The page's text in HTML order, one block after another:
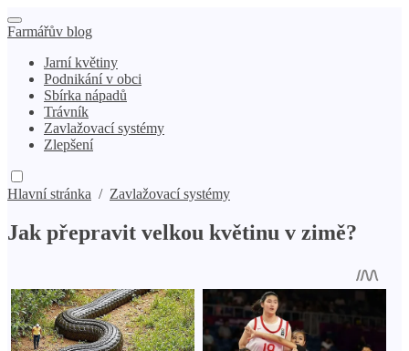
Farmářův blog
Jarní květiny
Podnikání v obci
Sbírka nápadů
Trávník
Zavlažovací systémy
Zlepšení
Hlavní stránka / Zavlažovací systémy
Jak přepravit velkou květinu v zimě?